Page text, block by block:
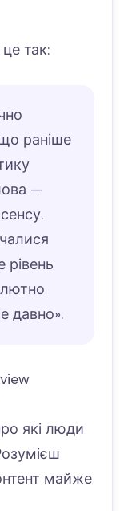
так:
раніше
—
рівень
давно».
які люди
майже